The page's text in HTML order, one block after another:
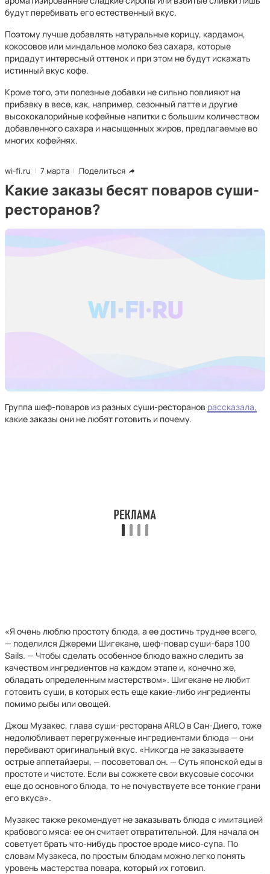
будут перебивать его естественный вкус.
Поэтому лучше добавлять натуральные корицу, кардамон,
кокосовое или миндальное молоко без сахара, которые
придадут интересный оттенок и при этом не будут искажать
истинный вкус кофе.
Кроме того, эти полезные добавки не сильно повлияют на
прибавку в весе, как, например, сезонный латте и другие
высококалорийные кофейные напитки с большим количеством
добавленного сахара и насыщенных жиров, предлагаемые во
многих кофейнях.
wi-fi.ru 7 марта Поделиться
Какие заказы бесят поваров суши-
ресторанов?
Группа шеф-поваров из разных суши-ресторанов рассказала,
какие заказы они не любят готовить и почему.
«Я очень люблю простоту блюда, а ее достичь труднее всего,
— поделился Джереми Шигекане, шеф-повар суши-бара 100
Sails. — Чтобы сделать особенное блюдо важно следить за
качеством ингредиентов на каждом этапе и, конечно же,
обладать определенным мастерством». Шигекане не любит
готовить суши, в которых есть еще какие-либо ингредиенты
помимо рыбы или овощей.
Джош Музакес, глава суши-ресторана ARLO в Сан-Диего, тоже
недолюбливает перегруженные ингредиентами блюда — они
перебивают оригинальный вкус. «Никогда не заказываете
острые аппетайзеры, — посоветовал он. — Суть японской еды в
простоте и чистоте. Если вы сожжете свои вкусовые сосочки
еще до основного блюда, то не почувствуете все тонкие грани
его вкуса».
Музакес также рекомендует не заказывать блюда с имитацией
крабового мяса: ее он считает отвратительной. Для начала он
советует брать что-нибудь простое вроде мисо-супа. По
словам Музакеса, по простым блюдам можно легко понять
уровень мастерства повара, который их готовил.